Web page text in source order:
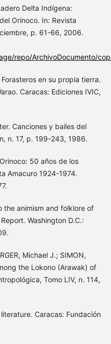
Delta Indígena:
Orinoco. In: Revista
p. 61-66, 2006.
repo/ArchivoDocumento/
Forasteros en su propia tierra.
Caracas: Ediciones IVIC,
Canciones y bailes del
n. 17, p. 199-243, 1986.
50 años de los
Amacuro 1924-1974.
the animism and folklore of
Washington D.C.:
Michael J.; SIMON,
the Lokono (Arawak) of
Tomo LIV, n. 114,
Caracas: Fundación